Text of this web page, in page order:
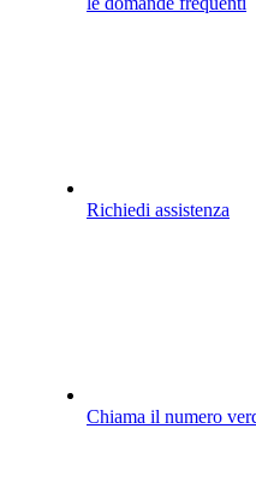
Richiedi assistenza
Chiama il numero